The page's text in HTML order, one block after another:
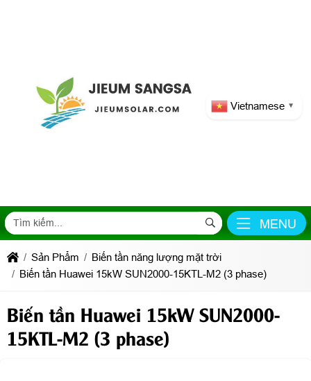
Vietnamese ▼
MENU
Sản Phẩm
Biến tần năng lượng mặt trời
Biến tần Huawei 15kW SUN2000-15KTL-M2 (3 phase)
Biến tần Huawei 15kW SUN2000-
15KTL-M2 (3 phase)